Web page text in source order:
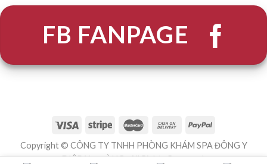
FB FANPAGE
Copyright © CÔNG TY TNHH PHÒNG KHÁM SPA ĐÔNG Y
DIỆP Y ĐƯỜNG . All Rights Reserved.